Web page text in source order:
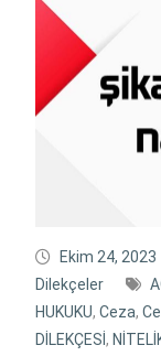
Ekim 24, 2023
Dilekçeler
HUKUKU, Ceza,
DİLEKÇESİ ,